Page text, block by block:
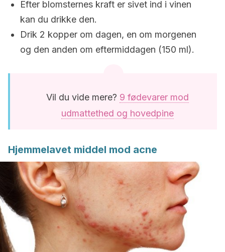
Efter blomsternes kraft er sivet ind i vinen
kan du drikke den.
Drik 2 kopper om dagen, en om morgenen
og den anden om eftermiddagen (150 ml).
Vil du vide mere? 9 fødevarer mod
udmattethed og hovedpine
Hjemmelavet middel mod acne